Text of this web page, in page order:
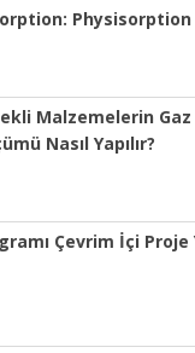
Malzemelerin
Nasıl Yapılır?
Çevrim İçi Proje